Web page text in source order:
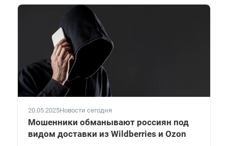
20.05.2025Новости сегодня
Мошенники обманывают россиян под
видом доставки из Wildberries и Ozon